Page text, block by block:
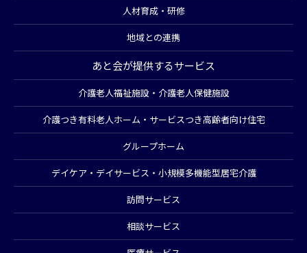
人材育成・研修
地域との連携
あと会が提供するサービス
介護老人福祉施設・介護老人保健施設
介護つき有料老人ホーム・サービスつき高齢者向け住宅
グループホーム
デイケア・デイサービス・小規模多機能型居宅介護
訪問サービス
相談サービス